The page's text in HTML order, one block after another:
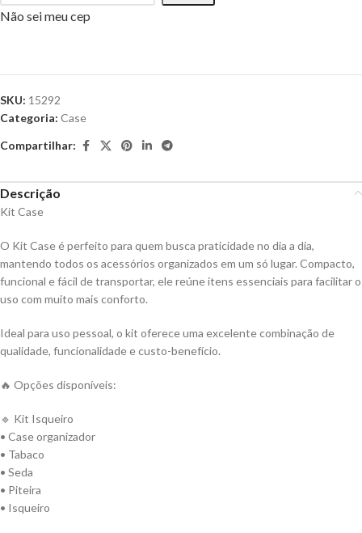
Não sei meu cep
SKU: 15292
Categoria: Case
Compartilhar:
Descrição
Kit Case
O Kit Case é perfeito para quem busca praticidade no dia a dia,
mantendo todos os acessórios organizados em um só lugar. Compacto,
funcional e fácil de transportar, ele reúne itens essenciais para facilitar o
uso com muito mais conforto.
Ideal para uso pessoal, o kit oferece uma excelente combinação de
qualidade, funcionalidade e custo-benefício.
🔥 Opções disponíveis:
🔹 Kit Isqueiro
• Case organizador
• Tabaco
• Seda
• Piteira
• Isqueiro